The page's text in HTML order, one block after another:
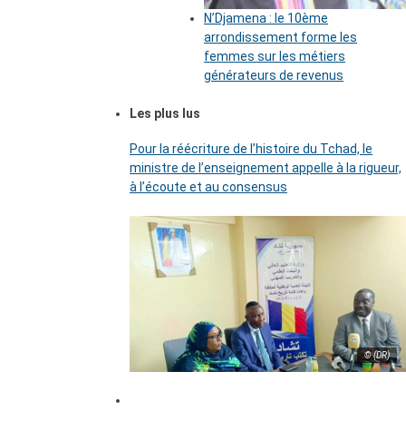
N’Djamena : le 10ème
arrondissement forme les
femmes sur les métiers
générateurs de revenus
Les plus lus
Pour la réécriture de l’histoire du Tchad, le
ministre de l’enseignement appelle à la rigueur,
à l’écoute et au consensus
© (DR)